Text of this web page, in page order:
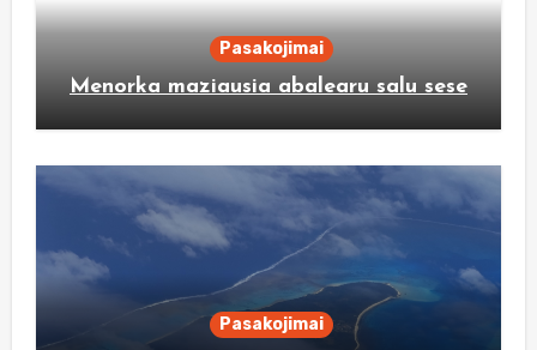
Pasakojimai
Menorka maziausia abalearu salu sese
Pasakojimai